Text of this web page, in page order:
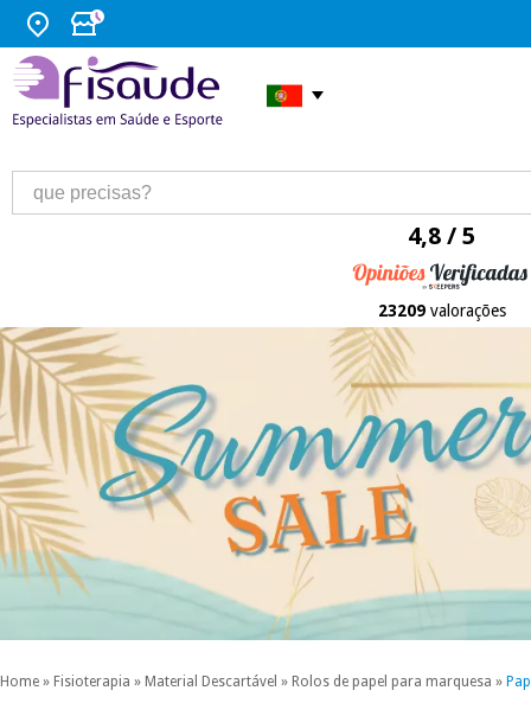
4,8 / 5
23209valorações
Home » Fisioterapia » Material Descartável » Rolos de papel para marquesa »